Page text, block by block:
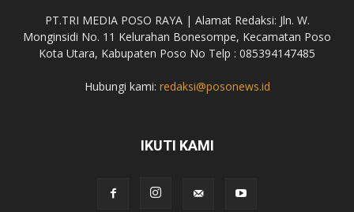
PT.TRI MEDIA POSO RAYA | Alamat Redaksi: Jln. W.
Monginsidi No. 11 Kelurahan Bonesompe, Kecamatan Poso
Kota Utara, Kabupaten Poso No Telp : 085394147485
Hubungi kami: redaksi@posonews.id
IKUTI KAMI